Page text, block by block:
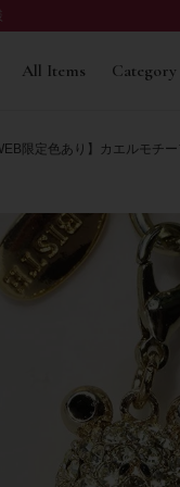
All Items Category
限定色あり】カエルモチ